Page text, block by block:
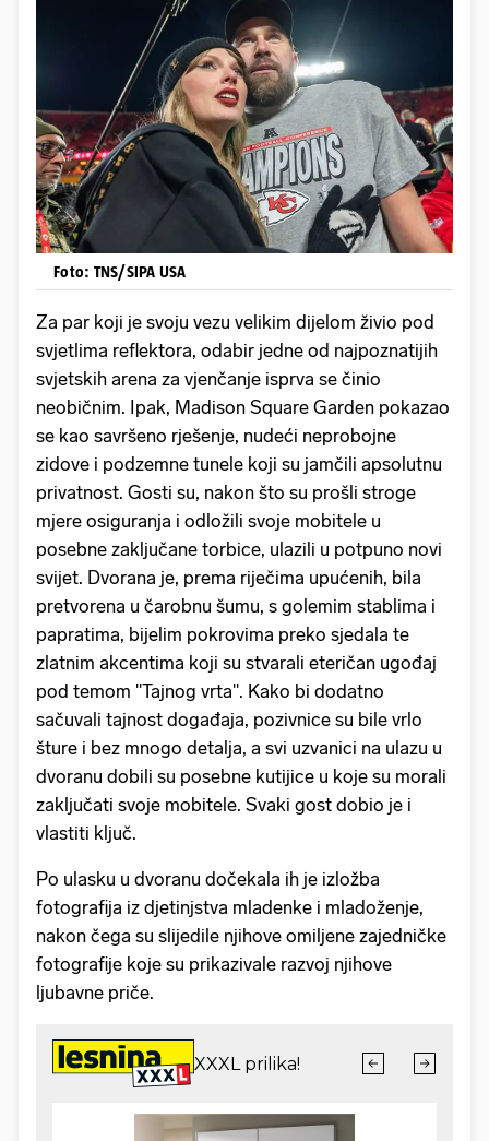
Foto: TNS/SIPA USA
Za par koji je svoju vezu velikim dijelom živio pod
svjetlima reflektora, odabir jedne od najpoznatijih
svjetskih arena za vjenčanje isprva se činio
neobičnim. Ipak, Madison Square Garden pokazao
se kao savršeno rješenje, nudeći neprobojne
zidove i podzemne tunele koji su jamčili apsolutnu
privatnost. Gosti su, nakon što su prošli stroge
mjere osiguranja i odložili svoje mobitele u
posebne zaključane torbice, ulazili u potpuno novi
svijet. Dvorana je, prema riječima upućenih, bila
pretvorena u čarobnu šumu, s golemim stablima i
papratima, bijelim pokrovima preko sjedala te
zlatnim akcentima koji su stvarali eteričan ugođaj
pod temom "Tajnog vrta". Kako bi dodatno
sačuvali tajnost događaja, pozivnice su bile vrlo
šture i bez mnogo detalja, a svi uzvanici na ulazu u
dvoranu dobili su posebne kutijice u koje su morali
zaključati svoje mobitele. Svaki gost dobio je i
vlastiti ključ.
Po ulasku u dvoranu dočekala ih je izložba
fotografija iz djetinjstva mladenke i mladoženje,
nakon čega su slijedile njihove omiljene zajedničke
fotografije koje su prikazivale razvoj njihove
ljubavne priče.